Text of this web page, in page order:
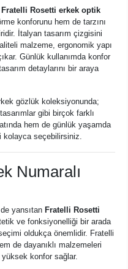
Fratelli Rosetti erkek optik
konforunu hem de tarzını
İtalyan tasarım çizgisini
malzeme, ergonomik yapı
Günlük kullanımda konfor
detaylarını bir araya
gözlük koleksiyonunda;
gibi birçok farklı
hem de günlük yaşamda
kolayca seçebilirsiniz.
Numaralı
yansıtan Fratelli Rosetti
ve fonksiyonelliği bir arada
oldukça önemlidir. Fratelli
de dayanıklı malzemeleri
konfor sağlar.